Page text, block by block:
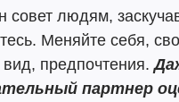
совет людям,
Меняйте себя,
предпочтения.
партнер